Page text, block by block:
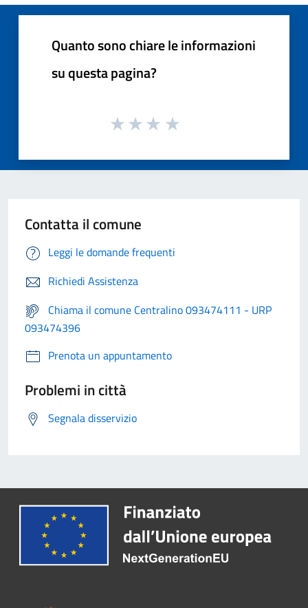
Quanto sono chiare le informazioni
su questa pagina?
Contatta il comune
Leggi le domande frequenti
Richiedi Assistenza
Chiama il comune Centralino 093474111 - URP
093474396
Prenota un appuntamento
Problemi in città
Segnala disservizio